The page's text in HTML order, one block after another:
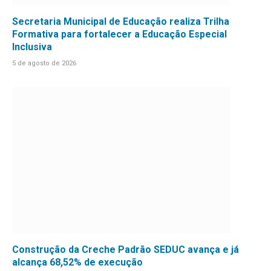
Secretaria Municipal de Educação realiza Trilha
Formativa para fortalecer a Educação Especial
Inclusiva
5 de agosto de 2026
Construção da Creche Padrão SEDUC avança e já
alcança 68,52% de execução